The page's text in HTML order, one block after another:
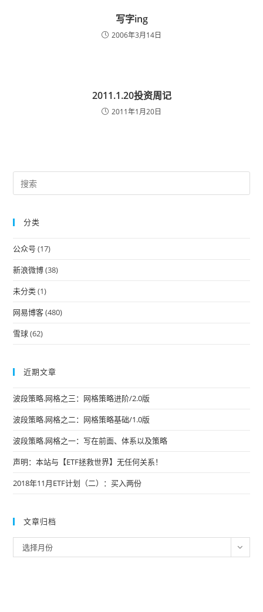
写字ing
2006年3月14日
2011.1.20投资周记
2011年1月20日
分类
公众号 (17)
新浪微博(38)
未分类(1)
网易博客(480)
雪球(62)
近期文章
波段策略.网格之三：网格策略进阶/2.0版
波段策略.网格之二：网格策略基础/1.0版
波段策略.网格之一：写在前面、体系以及策略
声明：本站与【ETF拯救世界】无任何关系！
2018年11月ETF计划（二）：买入两份
文章归档
章
选择月份